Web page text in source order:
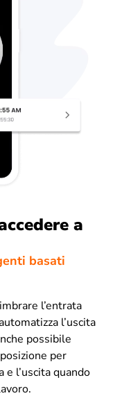
a
basati
l’entrata
l’uscita
possibile
per
l’uscita quando